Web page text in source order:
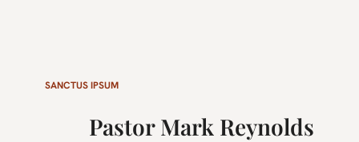
SANCTUS IPSUM
Pastor Mark Reynolds